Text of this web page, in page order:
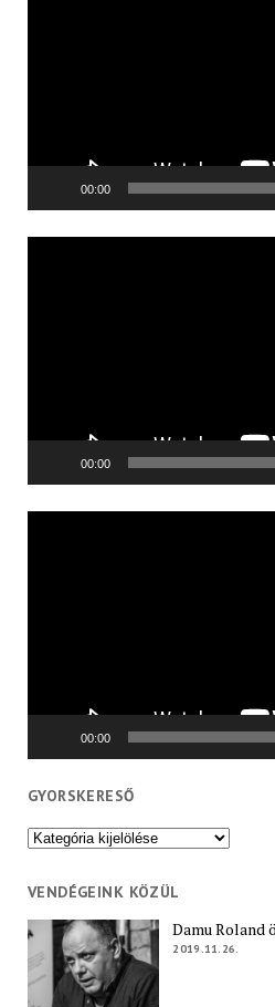
00:00
00:00
00:00
GYORSKERESŐ
Gyorskereső
VENDÉGEINK KÖZÜL
Damu Roland
2019.11.26.